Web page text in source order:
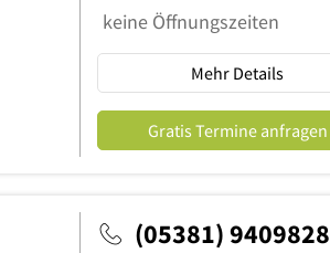
keine Öffnungszeiten
Mehr Details
Gratis Termine anfragen
(05381) 9409828